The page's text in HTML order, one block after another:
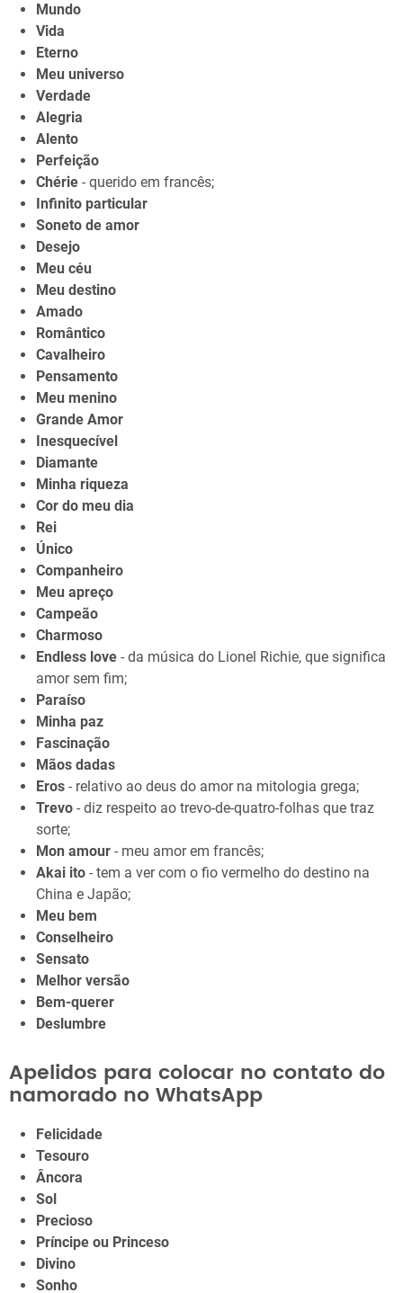
Mundo
Vida
Eterno
Meu universo
Verdade
Alegria
Alento
Perfeição
Chérie - querido em francês;
Infinito particular
Soneto de amor
Desejo
Meu céu
Meu destino
Amado
Romântico
Cavalheiro
Pensamento
Meu menino
Grande Amor
Inesquecível
Diamante
Minha riqueza
Cor do meu dia
Rei
Único
Companheiro
Meu apreço
Campeão
Charmoso
Endless love - da música do Lionel Richie, que significa
amor sem fim;
Paraíso
Minha paz
Fascinação
Mãos dadas
Eros - relativo ao deus do amor na mitologia grega;
Trevo - diz respeito ao trevo-de-quatro-folhas que traz
sorte;
Mon amour - meu amor em francês;
Akai ito - tem a ver com o fio vermelho do destino na
China e Japão;
Meu bem
Conselheiro
Sensato
Melhor versão
Bem-querer
Deslumbre
Apelidos para colocar no contato do
namorado no WhatsApp
Felicidade
Tesouro
Âncora
Sol
Precioso
Príncipe ou Princeso
Divino
Sonho